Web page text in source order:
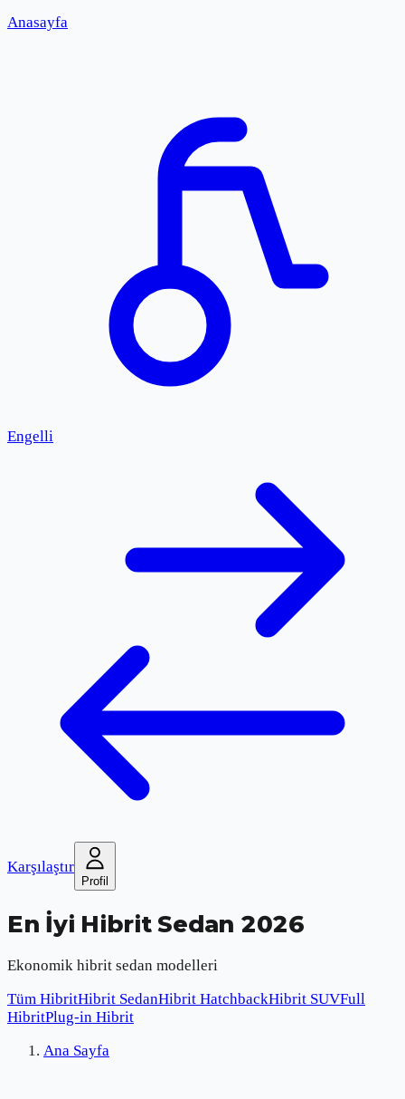
Anasayfa
Engelli
Karşılaştır
Profil
En İyi Hibrit Sedan 2026
Ekonomik hibrit sedan modelleri
Tüm HibritHibrit SedanHibrit HatchbackHibrit SUVFull
HibritPlug-in Hibrit
Ana Sayfa